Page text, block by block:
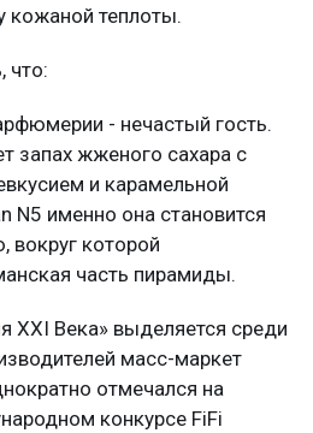
кожаной теплоты.
что:
- нечастый гость.
запах жженого сахара с
и карамельной
N5 именно она становится
вокруг которой
часть пирамиды.
XXI Века» выделяется среди
масс-маркет
отмечался на
конкурсе FiFi